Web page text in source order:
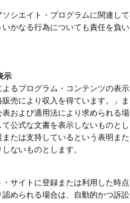
シエイト・プログラムに関連し
かなる行為についても責任を負
示
るプログラム・コンテンツの表
売により収入を得ています。」
および適用法により求められる
公式な文書を表示しないもの
たは支持しているという表明ま
ないものとします。
サイトに登録または利用した時
められる場合は、自動的かつ訴